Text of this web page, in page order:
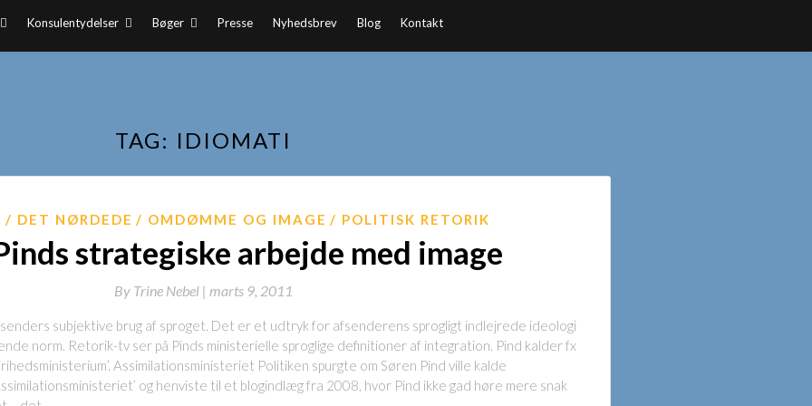
Konsulentydelser Bøger Presse Nyhedsbrev Blog Kontakt
TAG: IDIOMATI
DET NØRDEDE OMDØMME OG IMAGE POLITISK RETORIK
strategiske arbejde med image
By Trine Nebel | marts 9, 2011
subjektive brug af sproget. Det er et udtryk for afsenderens sprogligt indlejrede ideologi
norm. Retorik-tv ser på Pinds ministerielle sproglige definitioner af integration. Pind kalder fx
Assimilationsministeriet Politiken spurgte om Søren Pind ville kalde
og henviste til et blogindlæg fra 2008, hvor Pind ikke gad høre mere snak